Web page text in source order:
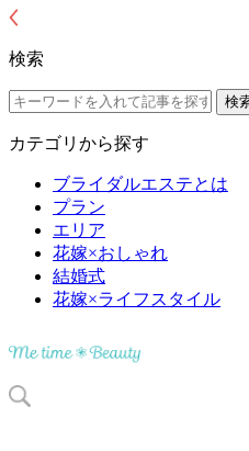
検索
カテゴリから探す
ブライダルエステとは
プラン
エリア
花嫁×おしゃれ
結婚式
花嫁×ライフスタイル